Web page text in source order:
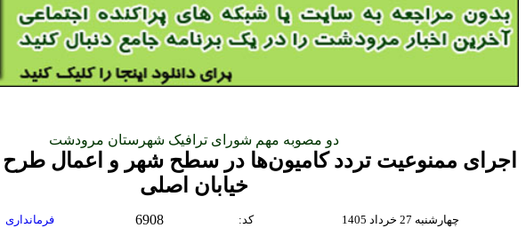
دو مصوبه مهم شورای ترافیک شهرستان مرودشت
اجرای ممنوعیت تردد کامیون‌ها در سطح شهر و اعمال طرح
خیابان اصلی
فرمانداری 6908 :كد چهارشنبه 27 خرداد 1405